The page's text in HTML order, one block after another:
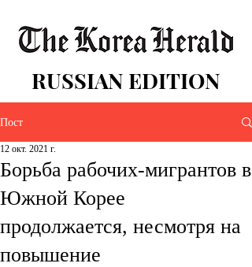
RUSSIAN EDITION
Пост
Борьба рабочих-мигрантов в
Южной Корее
продолжается, несмотря на
повышение
12 окт. 2021 г.